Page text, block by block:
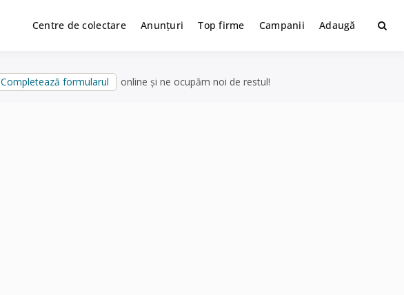
Centre de colectare Anunțuri Top firme Campanii Adaugă
Completează formularul online și ne ocupăm noi de restul!